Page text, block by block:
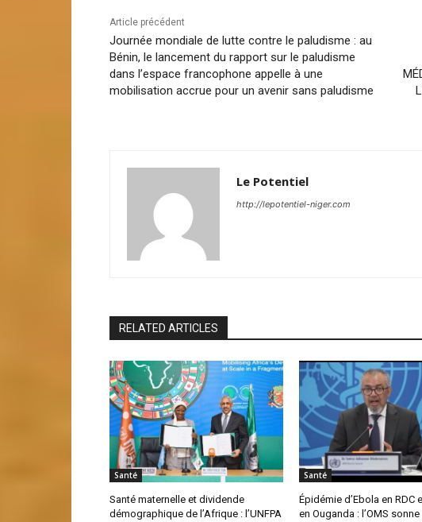
Article précédent
Journée mondiale de lutte contre le paludisme : au
Bénin, le lancement du rapport sur le paludisme
dans l’espace francophone appelle à une
mobilisation accrue pour un avenir sans paludisme
Le Potentiel
http://lepotentiel-niger.com
RELATED ARTICLES
Santé
Santé maternelle et dividende
démographique de l’Afrique : l’UNFPA
Santé
Épidémie d’Ebola en RDC
en Ouganda : l’OMS sonne